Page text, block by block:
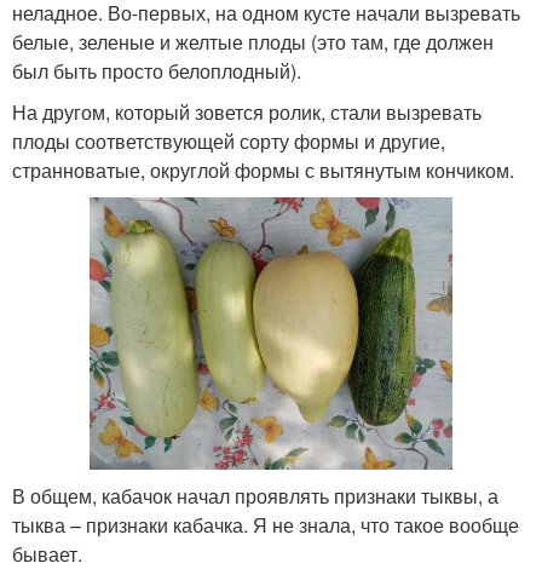
неладное. Во-первых, на одном кусте начали вызревать
белые, зеленые и желтые плоды (это там, где должен
был быть просто белоплодный).
На другом, который зовется ролик, стали вызревать
плоды соответствующей сорту формы и другие,
странноватые, округлой формы с вытянутым кончиком.
В общем, кабачок начал проявлять признаки тыквы, а
тыква – признаки кабачка. Я не знала, что такое вообще
бывает.